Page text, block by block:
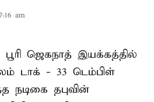
am
ஜெகநாத் இயக்கத்தில்
டாக் - 33 டெம்பிள்
நடிகை தபுவின்